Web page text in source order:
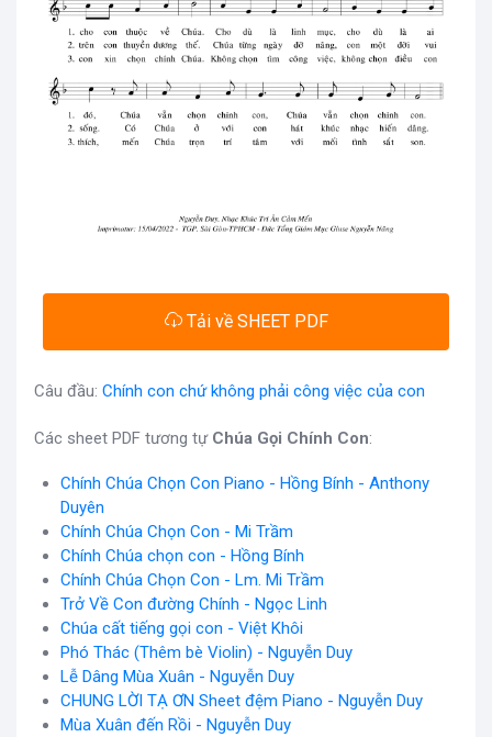
Tải về SHEET PDF
Câu đầu: Chính con chứ không phải công việc của con
Các sheet PDF tương tự Chúa Gọi Chính Con:
Chính Chúa Chọn Con Piano - Hồng Bính - Anthony
Duyên
Chính Chúa Chọn Con - Mi Trầm
Chính Chúa chọn con - Hồng Bính
Chính Chúa Chọn Con - Lm. Mi Trầm
Trở Về Con đường Chính - Ngọc Linh
Chúa cất tiếng gọi con - Việt Khôi
Phó Thác (Thêm bè Violin) - Nguyễn Duy
Lễ Dâng Mùa Xuân - Nguyễn Duy
CHUNG LỜI TẠ ƠN Sheet đệm Piano - Nguyễn Duy
Mùa Xuân đến Rồi - Nguyễn Duy